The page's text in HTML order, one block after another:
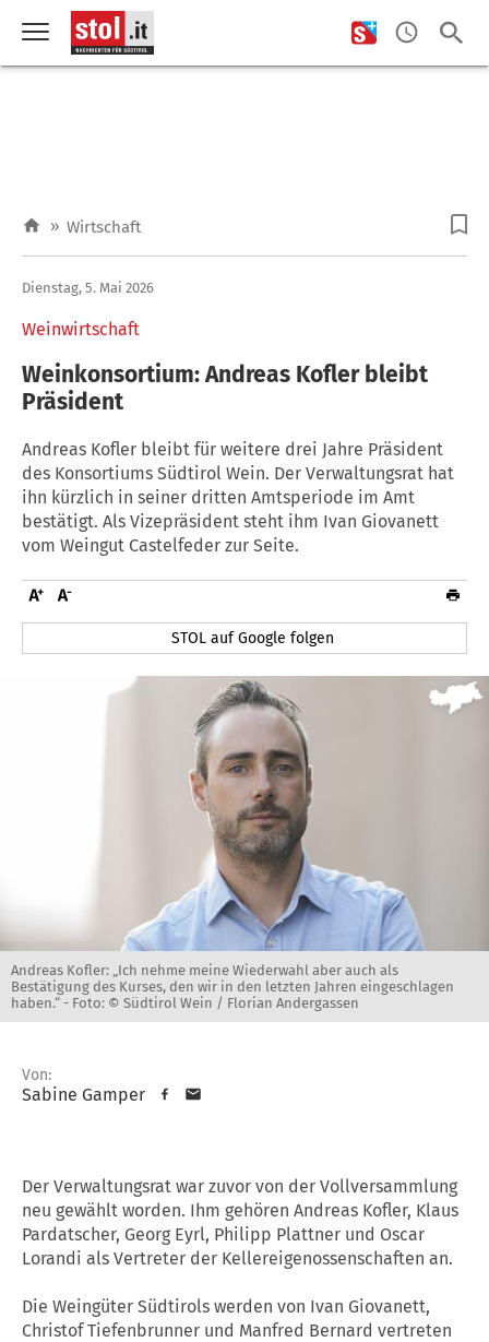
» Wirtschaft
Weinwirtschaft
Dienstag, 5. Mai 2026
Weinkonsortium: Andreas Kofler bleibt
Präsident
Andreas Kofler bleibt für weitere drei Jahre Präsident
des Konsortiums Südtirol Wein. Der Verwaltungsrat hat
ihn kürzlich in seiner dritten Amtsperiode im Amt
bestätigt. Als Vizepräsident steht ihm Ivan Giovanett
vom Weingut Castelfeder zur Seite.
STOL auf Google folgen
Andreas Kofler: „Ich nehme meine Wiederwahl aber auch als
Bestätigung des Kurses, den wir in den letzten Jahren eingeschlagen
haben.“ - Foto: © Südtirol Wein / Florian Andergassen
Von:
Sabine Gamper
Der Verwaltungsrat war zuvor von der Vollversammlung
neu gewählt worden. Ihm gehören Andreas Kofler, Klaus
Pardatscher, Georg Eyrl, Philipp Plattner und Oscar
Lorandi als Vertreter der Kellereigenossenschaften an.
Die Weingüter Südtirols werden von Ivan Giovanett,
Christof Tiefenbrunner und Manfred Bernard vertreten